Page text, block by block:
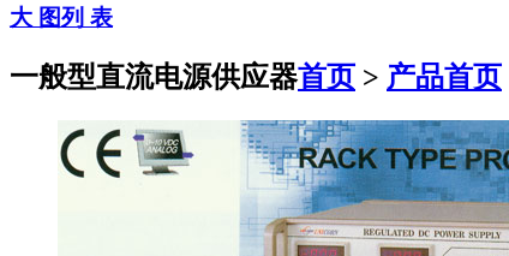
大 图列 表
一般型直流电源供应器首页 > 产品首页